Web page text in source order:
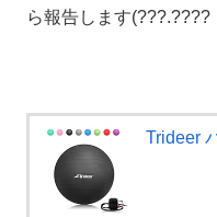
ら報告します(???.????
Trideer